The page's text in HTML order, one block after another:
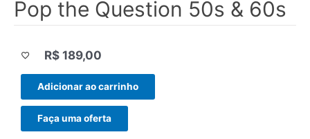
Pop the Question 50s & 60s
R$ 189,00
Adicionar ao carrinho
Faça uma oferta